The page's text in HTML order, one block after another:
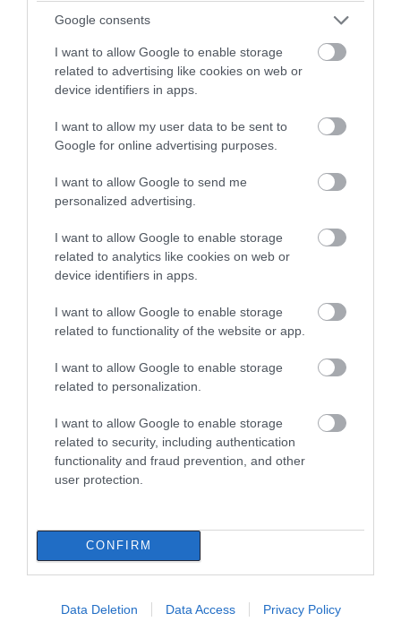
Google consents
I want to allow Google to enable storage
related to advertising like cookies on web or
device identifiers in apps.
I want to allow my user data to be sent to
Google for online advertising purposes.
I want to allow Google to send me
personalized advertising.
I want to allow Google to enable storage
related to analytics like cookies on web or
device identifiers in apps.
I want to allow Google to enable storage
related to functionality of the website or app.
I want to allow Google to enable storage
related to personalization.
I want to allow Google to enable storage
related to security, including authentication
functionality and fraud prevention, and other
user protection.
CONFIRM
Data Deletion Data Access Privacy Policy